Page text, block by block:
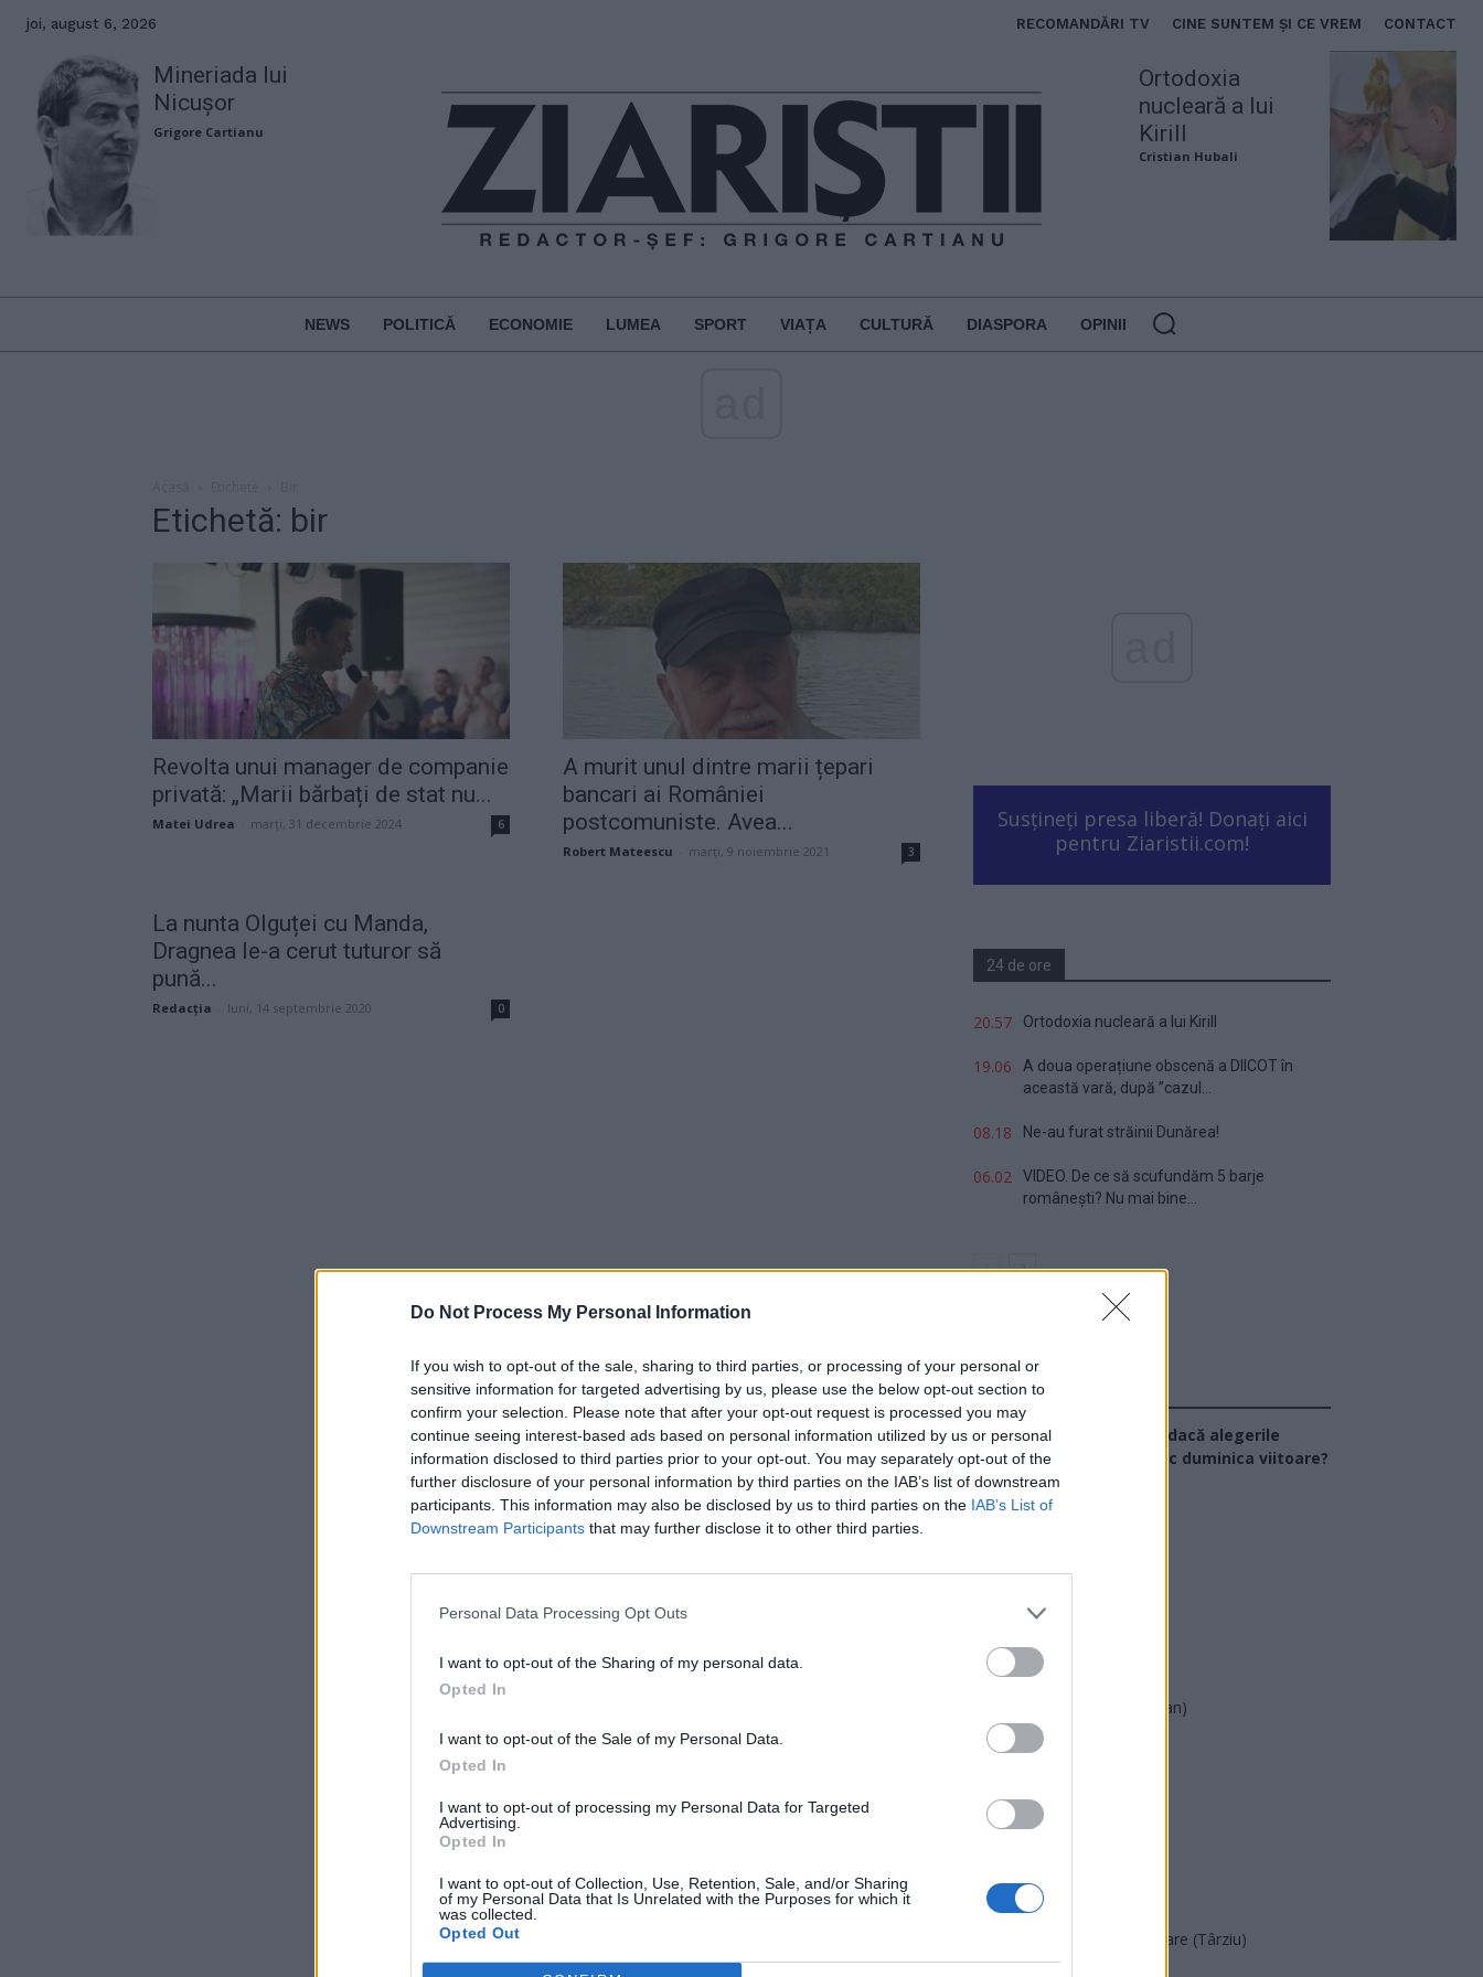
Do Not Process My Personal Information
If you wish to opt-out of the sale, sharing to third parties, or processing of your personal or
sensitive information for targeted advertising by us, please use the below opt-out section to
confirm your selection. Please note that after your opt-out request is processed you may
continue seeing interest-based ads based on personal information utilized by us or personal
information disclosed to third parties prior to your opt-out. You may separately opt-out of the
further disclosure of your personal information by third parties on the IAB’s list of downstream
participants. This information may also be disclosed by us to third parties on the IAB’s List of
Downstream Participants that may further disclose it to other third parties.
Personal Data Processing Opt Outs
I want to opt-out of the Sharing of my personal data.
Opted In
I want to opt-out of the Sale of my Personal Data.
Opted In
I want to opt-out of processing my Personal Data for Targeted
Advertising.
Opted In
I want to opt-out of Collection, Use, Retention, Sale, and/or Sharing
of my Personal Data that Is Unrelated with the Purposes for which it
was collected.
Opted Out
joi, august 6, 2026 RECOMANDĂRI TV CINE SUNTEM ȘI CE VREM CONTACT
Mineriada lui
Nicușor
Grigore Cartianu
Ortodoxia
nucleară a lui
Kirill
Cristian Hubali
NEWS POLITICĂ ECONOMIE LUMEA SPORT VIAȚA CULTURĂ DIASPORA OPINII
Etichetă: bir
Revolta unui manager de companie
privată: „Marii bărbați de stat nu...
Matei Udrea marți, 31 decembrie 2024 6
A murit unul dintre marii țepari
bancari ai României
postcomuniste. Avea...
Robert Mateescu marți, 9 noiembrie 2021 3
La nunta Olguței cu Manda,
Dragnea le-a cerut tuturor să
pună...
Redacţia luni, 14 septembrie 2020 0
Susțineți presa liberă! Donați aici
pentru Ziaristii.com!
24 de ore
20.57 Ortodoxia nucleară a lui Kirill
19.06
A doua operațiune obscenă a DIICOT în
această vară, după ”cazul...
08.18 Ne-au furat străinii Dunărea!
06.02
VIDEO. De ce să scufundăm 5 barje
românești? Nu mai bine...
Sondaj
Ce partid ați vota dacă alegerile
parlamentare ar avea loc duminica viitoare?
USR
PSD
AUR
PMP (Tomac)
Forța Dreptei (L. Orban)
PNȚMM
SENS
PACE (Peia)
Acțiunea Conservatoare (Târziu)